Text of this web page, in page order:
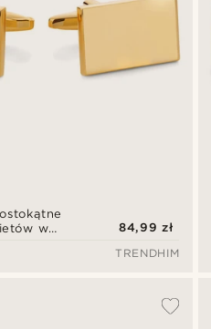
w
84,99 zł
TRENDHIM